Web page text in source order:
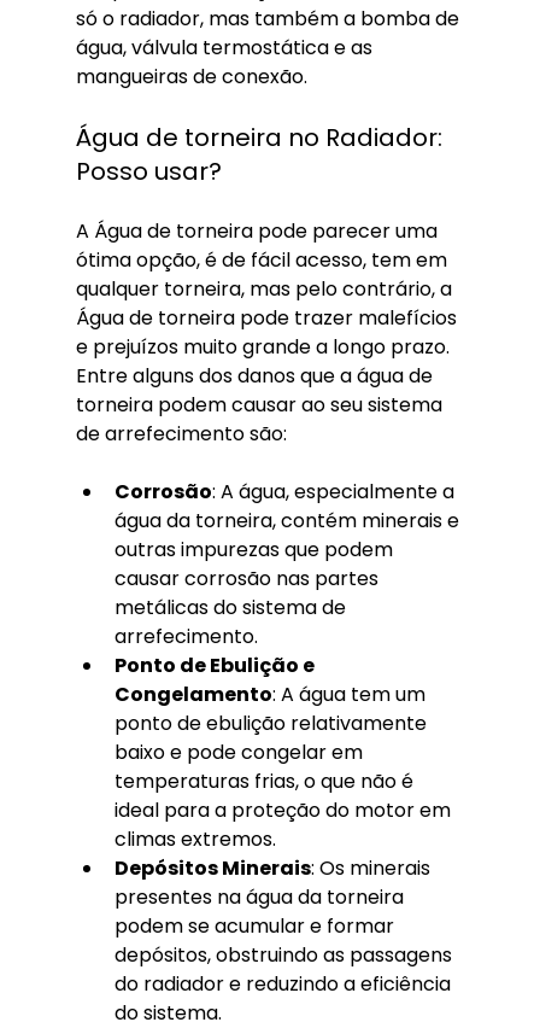
só o radiador, mas também a bomba de
água, válvula termostática e as
mangueiras de conexão.
Água de torneira no Radiador:
Posso usar?
A Água de torneira pode parecer uma
ótima opção, é de fácil acesso, tem em
qualquer torneira, mas pelo contrário, a
Água de torneira pode trazer malefícios
e prejuízos muito grande a longo prazo.
Entre alguns dos danos que a água de
torneira podem causar ao seu sistema
de arrefecimento são:
Corrosão: A água, especialmente a
água da torneira, contém minerais e
outras impurezas que podem
causar corrosão nas partes
metálicas do sistema de
arrefecimento.
Ponto de Ebulição e
Congelamento: A água tem um
ponto de ebulição relativamente
baixo e pode congelar em
temperaturas frias, o que não é
ideal para a proteção do motor em
climas extremos.
Depósitos Minerais: Os minerais
presentes na água da torneira
podem se acumular e formar
depósitos, obstruindo as passagens
do radiador e reduzindo a eficiência
do sistema.